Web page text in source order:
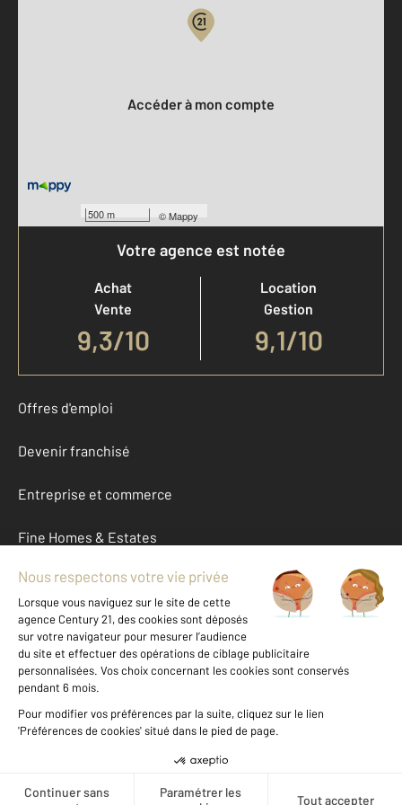
500 m ©Mappy
Accéder à mon compte
Votre agence est notée
Achat
Vente
9,3/10
Location
Gestion
9,1/10
Offres d'emploi
Devenir franchisé
Entreprise et commerce
Fine Homes & Estates
À propos
International
Nous contacter
Données personnelles
Gestionnaire des cookies